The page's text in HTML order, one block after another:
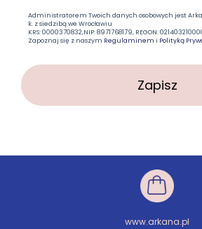
Administratorem Twoich danych osobowych jest
k. z siedzibą we Wrocławiu
KRS: 0000370832,NIP: 8971768179, REGON:
Zapoznaj się z naszym Regulaminem i Polityką
Zapisz
www.arkana.pl